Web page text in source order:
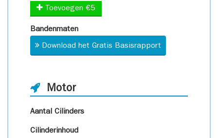
Toevoegen €5
Bandenmaten
Download het Gratis Basisrapport
Motor
Aantal Cilinders
Cilinderinhoud